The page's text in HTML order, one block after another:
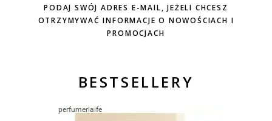
PODAJ SWÓJ ADRES E-MAIL, JEŻELI CHCESZ
OTRZYMYWAĆ INFORMACJE O NOWOŚCIACH I
PROMOCJACH
BESTSELLERY